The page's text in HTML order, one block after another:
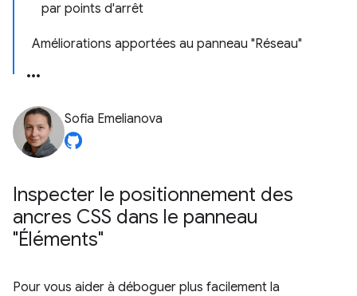
par points d'arrêt
Améliorations apportées au panneau "Réseau"
Sofia Emelianova
Inspecter le positionnement des
ancres CSS dans le panneau
"Éléments"
Pour vous aider à déboguer plus facilement la